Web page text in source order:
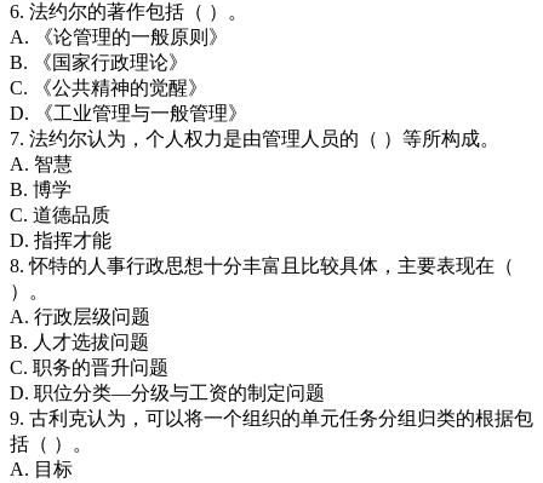
6. 法约尔的著作包括（ ）。
A. 《论管理的一般原则》
B. 《国家行政理论》
C. 《公共精神的觉醒》
D. 《工业管理与一般管理》
7. 法约尔认为，个人权力是由管理人员的（ ）等所构成。
A. 智慧
B. 博学
C. 道德品质
D. 指挥才能
8. 怀特的人事行政思想十分丰富且比较具体，主要表现在（
）。
A. 行政层级问题
B. 人才选拔问题
C. 职务的晋升问题
D. 职位分类—分级与工资的制定问题
9. 古利克认为，可以将一个组织的单元任务分组归类的根据包
括（ ）。
A. 目标